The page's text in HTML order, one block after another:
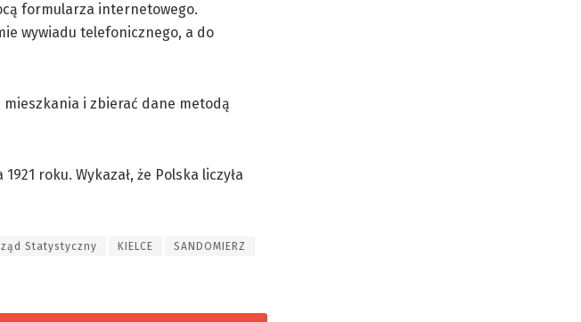
formularza internetowego.
wywiadu telefonicznego, a do
i zbierać dane metodą
roku. Wykazał, że Polska liczyła
Statystyczny KIELCE SANDOMIERZ